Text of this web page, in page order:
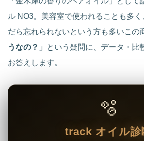
ル NO3。美容室で使われることも多
だら忘れられないという方も多いこの
うなの？」
という疑問に、データ・比
お答えします。
🫧
track オイル診